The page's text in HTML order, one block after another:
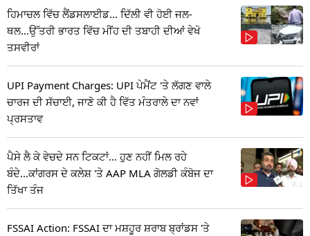
ਹਿਮਾਚਲ ਵਿੱਚ ਲੈਂਡਸਲਾਈਡ... ਦਿੱਲੀ ਵੀ ਹੋਈ ਜਲ-
ਥਲ...ਉੱਤਰੀ ਭਾਰਤ ਵਿੱਚ ਮੀਂਹ ਦੀ ਤਬਾਹੀ ਦੀਆਂ ਵੇਖੋ
ਤਸਵੀਰਾਂ
UPI Payment Charges: UPI ਪੇਮੈਂਟ 'ਤੇ ਲੱਗਣ ਵਾਲੇ
ਚਾਰਜ ਦੀ ਸੱਚਾਈ, ਜਾਣੋ ਕੀ ਹੈ ਵਿੱਤ ਮੰਤਰਾਲੇ ਦਾ ਨਵਾਂ
ਪ੍ਰਸਤਾਵ
ਪੈਸੇ ਲੈ ਕੇ ਵੇਚਦੇ ਸਨ ਟਿਕਟਾਂ... ਹੁਣ ਨਹੀਂ ਮਿਲ ਰਹੇ
ਬੰਦੇ...ਕਾਂਗਰਸ ਦੇ ਕਲੇਸ਼ 'ਤੇ AAP MLA ਗੋਲਡੀ ਕੰਬੋਜ ਦਾ
ਤਿੱਖਾ ਤੰਜ
FSSAI Action: FSSAI ਦਾ ਮਸ਼ਹੂਰ ਸ਼ਰਾਬ ਬ੍ਰਾਂਡਸ 'ਤੇ